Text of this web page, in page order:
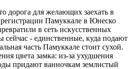
дорога для желающих заехать в
регистрации Памуккале в Юнеско
в сеть искусственных
сейчас - единственные, куда подают
часть Памуккале стоит сухой.
цвета замка: из-за ухудшения
придают ванночкам землистый